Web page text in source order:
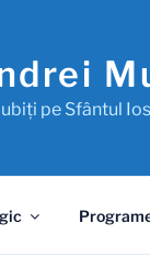
pe Sfântul